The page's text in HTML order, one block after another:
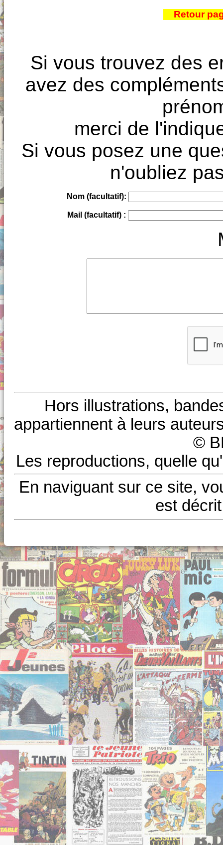
Retour
Si vous trouvez des
avez des
merci de
Si vous posez une
n'oubliez
Nom (facultatif):
Mail (facultatif) :
Hors illustrations,
appartiennent à leurs
©
Les reproductions, quelle
En naviguant sur ce site,
est